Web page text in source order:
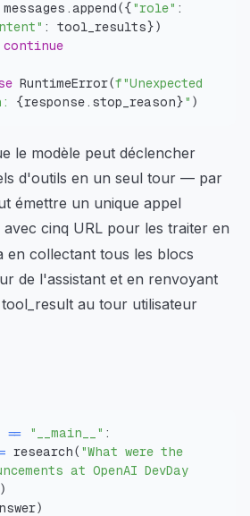
            messages
.append({ "role" :
: tool_results})
continue
RuntimeError(f"Unexpected
{response . stop_reason}" )
le modèle peut déclencher
d'outils en un seul tour — par
émettre un unique appel
avec cinq URL pour les traiter en
en collectant tous les blocs
de l'assistant et en renvoyant
au tour utilisateur
== "__main__" :
= research( "What were the
at OpenAI DevDay
)
)